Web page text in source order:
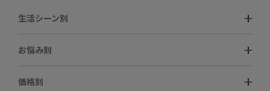
生活シーン別
お悩み別
価格別